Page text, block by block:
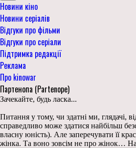
Новини кіно
Новини серіалів
Відгуки про фільми
Відгуки про серіали
Підтримка редакції
Реклама
Про kinowar
Партенопа (Partenope)
Зачекайте, будь ласка...
Питання у тому, чи здатні ми, глядачі,
справедливо може здатися найбільш
власну юність). Але заперечувати її
жінка. Та воно зовсім не про жінок…